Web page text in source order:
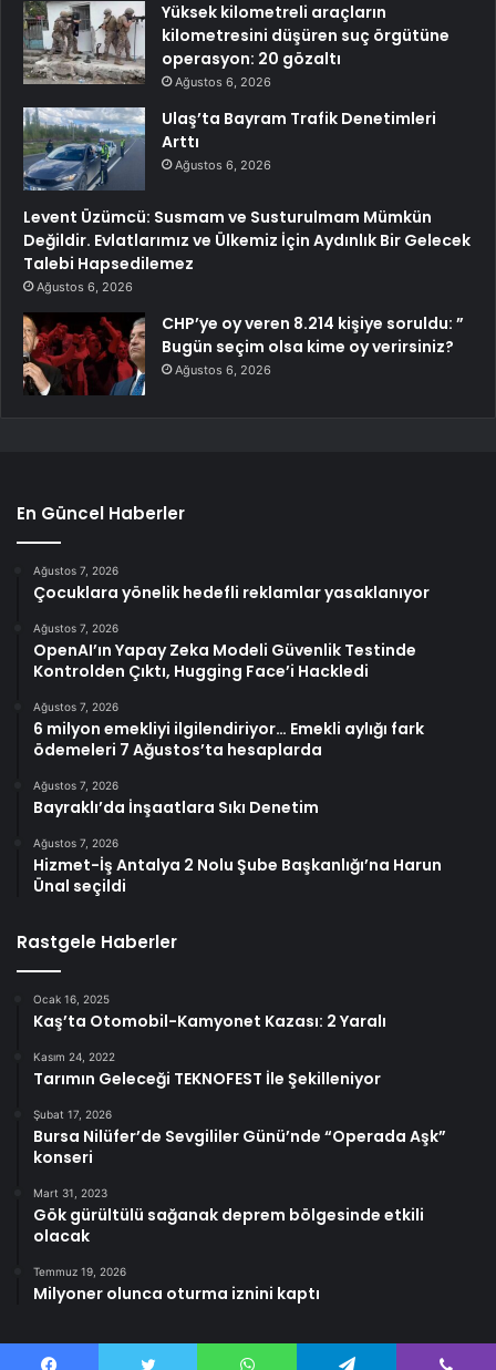
Yüksek kilometreli araçların
kilometresini düşüren suç örgütüne
operasyon: 20 gözaltı
Ağustos 6, 2026
Ulaş’ta Bayram Trafik Denetimleri
Arttı
Ağustos 6, 2026
Levent Üzümcü: Susmam ve Susturulmam Mümkün
Değildir. Evlatlarımız ve Ülkemiz İçin Aydınlık Bir Gelecek
Talebi Hapsedilemez
Ağustos 6, 2026
CHP’ye oy veren 8.214 kişiye soruldu: ”
Bugün seçim olsa kime oy verirsiniz?
Ağustos 6, 2026
En Güncel Haberler
Ağustos 7, 2026
Çocuklara yönelik hedefli reklamlar yasaklanıyor
Ağustos 7, 2026
OpenAI’ın Yapay Zeka Modeli Güvenlik Testinde
Kontrolden Çıktı, Hugging Face’i Hackledi
Ağustos 7, 2026
6 milyon emekliyi ilgilendiriyor… Emekli aylığı fark
ödemeleri 7 Ağustos’ta hesaplarda
Ağustos 7, 2026
Bayraklı’da İnşaatlara Sıkı Denetim
Ağustos 7, 2026
Hizmet-İş Antalya 2 Nolu Şube Başkanlığı’na Harun
Ünal seçildi
Rastgele Haberler
Ocak 16, 2025
Kaş’ta Otomobil-Kamyonet Kazası: 2 Yaralı
Kasım 24, 2022
Tarımın Geleceği TEKNOFEST İle Şekilleniyor
Şubat 17, 2026
Bursa Nilüfer’de Sevgililer Günü’nde “Operada Aşk”
konseri
Mart 31, 2023
Gök gürültülü sağanak deprem bölgesinde etkili
olacak
Temmuz 19, 2026
Milyoner olunca oturma iznini kaptı